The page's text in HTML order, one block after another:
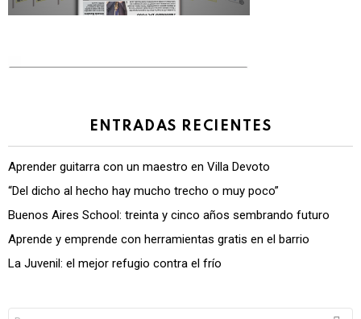
ENTRADAS RECIENTES
Aprender guitarra con un maestro en Villa Devoto
“Del dicho al hecho hay mucho trecho o muy poco”
Buenos Aires School: treinta y cinco años sembrando futuro
Aprende y emprende con herramientas gratis en el barrio
La Juvenil: el mejor refugio contra el frío